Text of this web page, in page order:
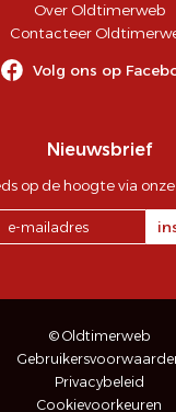
Over Oldtimerweb
Contacteer
Volg ons op
Nieuwsbrief
op de hoogte via
© Oldtimerweb
Privacybeleid
Cookievoorkeuren